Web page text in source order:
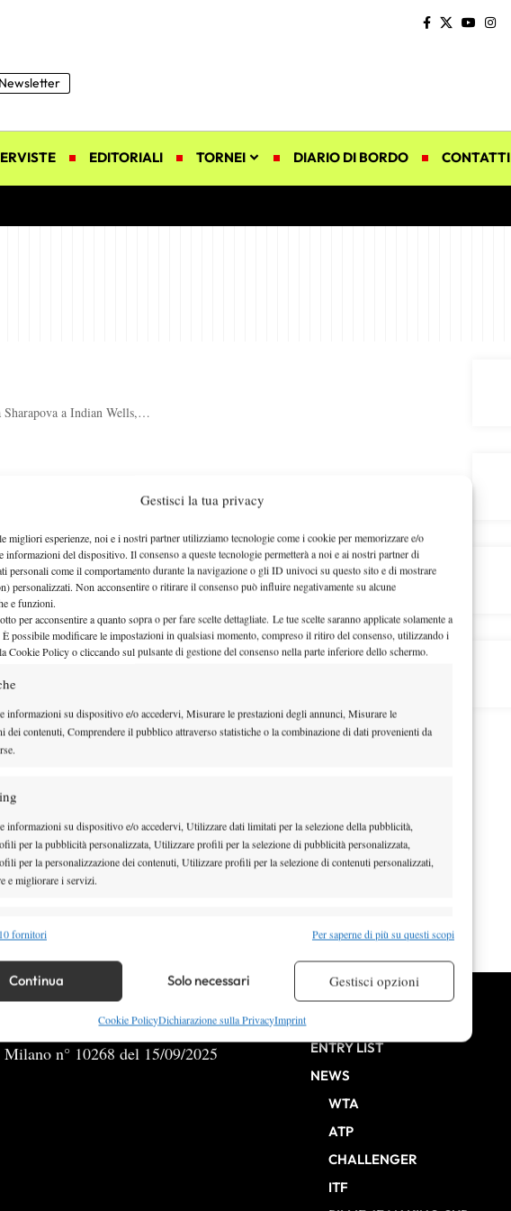
Gestisci la tua privacy
migliori esperienze, noi e i nostri partner utilizziamo tecnologie come i cookie per memorizzare e/o
informazioni del dispositivo. Il consenso a queste tecnologie permetterà a noi e ai nostri partner di
personali come il comportamento durante la navigazione o gli ID univoci su questo sito e di mostrare
personalizzati. Non acconsentire o ritirare il consenso può influire negativamente su alcune
e funzioni.
per acconsentire a quanto sopra o per fare scelte dettagliate. Le tue scelte saranno applicate solamente a
possibile modificare le impostazioni in qualsiasi momento, compreso il ritiro del consenso, utilizzando i
Cookie Policy o cliccando sul pulsante di gestione del consenso nella parte inferiore dello schermo.
informazioni su dispositivo e/o accedervi, Misurare le prestazioni degli annunci, Misurare le
dei contenuti, Comprendere il pubblico attraverso statistiche o la combinazione di dati provenienti da
informazioni su dispositivo e/o accedervi, Utilizzare dati limitati per la selezione della pubblicità,
per la pubblicità personalizzata, Utilizzare profili per la selezione di pubblicità personalizzata,
per la personalizzazione dei contenuti, Utilizzare profili per la selezione di contenuti personalizzati,
e migliorare i servizi.
i dispositivi in base alle informazioni trasmesse automaticamente.
la sicurezza, prevenire e rilevare frodi, correggere errori,
e presentare pubblicità e contenuto, Salvare e comunicare le
Sempre attivo
fornitori Per saperne di più su questi scopi
Continua Solo necessari Gestisci opzioni
Cookie PolicyDichiarazione sulla PrivacyImprint
Newsletter
EDITORIALI TORNEI DIARIO DI BORDO CONTATTI
Sharapova a Indian Wells,…
Pennetta, Schiavone…
analizzato il tabellone…
che vince e…
n° 10268 del 15/09/2025
ENTRY LIST
NEWS
WTA
ATP
CHALLENGER
ITF